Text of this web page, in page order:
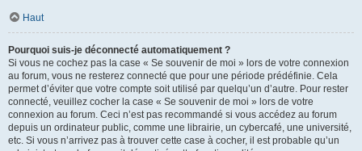
Haut
Pourquoi suis-je déconnecté automatiquement ?
Si vous ne cochez pas la case « Se souvenir de moi » lors de votre connexion
au forum, vous ne resterez connecté que pour une période prédéfinie. Cela
permet d’éviter que votre compte soit utilisé par quelqu’un d’autre. Pour rester
connecté, veuillez cocher la case « Se souvenir de moi » lors de votre
connexion au forum. Ceci n’est pas recommandé si vous accédez au forum
depuis un ordinateur public, comme une librairie, un cybercafé, une université,
etc. Si vous n’arrivez pas à trouver cette case à cocher, il est probable qu’un